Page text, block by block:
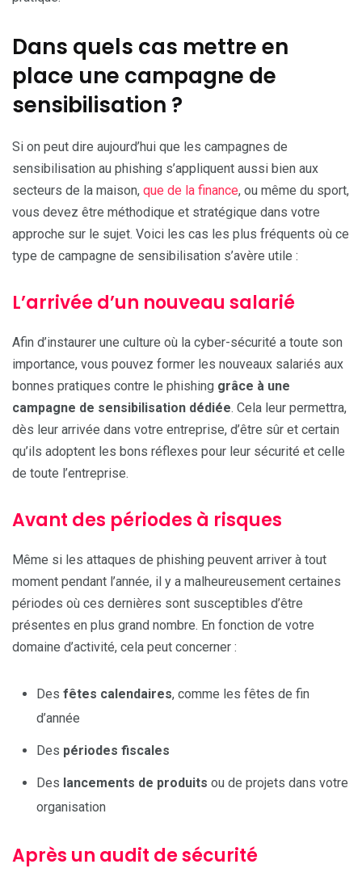
Dans quels cas mettre en
place une campagne de
sensibilisation ?
Si on peut dire aujourd’hui que les campagnes de
sensibilisation au phishing s’appliquent aussi bien aux
secteurs de la maison, que de la finance, ou même du sport,
vous devez être méthodique et stratégique dans votre
approche sur le sujet. Voici les cas les plus fréquents où ce
type de campagne de sensibilisation s’avère utile :
L’arrivée d’un nouveau salarié
Afin d’instaurer une culture où la cyber-sécurité a toute son
importance, vous pouvez former les nouveaux salariés aux
bonnes pratiques contre le phishing grâce à une
campagne de sensibilisation dédiée. Cela leur permettra,
dès leur arrivée dans votre entreprise, d’être sûr et certain
qu’ils adoptent les bons réflexes pour leur sécurité et celle
de toute l’entreprise.
Avant des périodes à risques
Même si les attaques de phishing peuvent arriver à tout
moment pendant l’année, il y a malheureusement certaines
périodes où ces dernières sont susceptibles d’être
présentes en plus grand nombre. En fonction de votre
domaine d’activité, cela peut concerner :
Des fêtes calendaires, comme les fêtes de fin
d’année
Des périodes fiscales
Des lancements de produits ou de projets dans votre
organisation
Après un audit de sécurité